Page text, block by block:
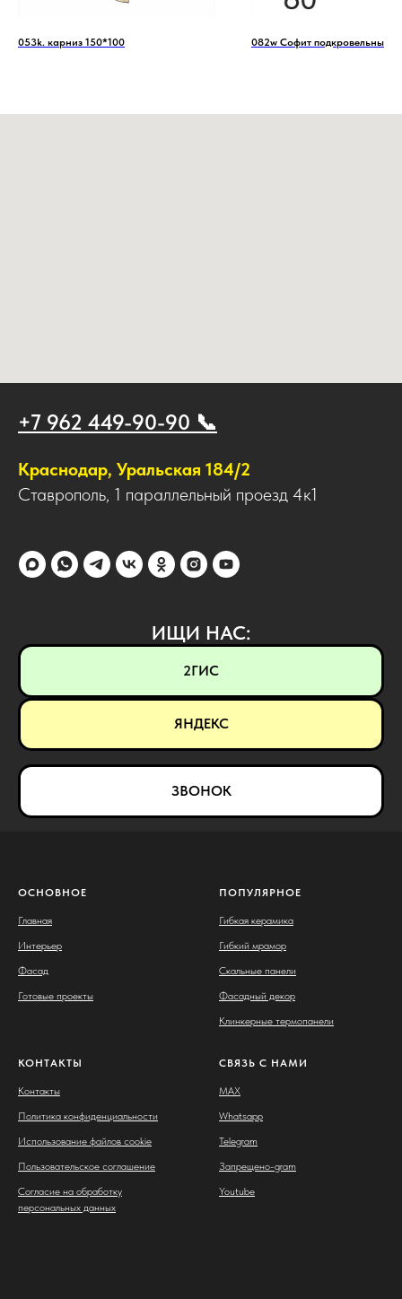
053k. карниз 150*100 082w Софит подкровельный
+7 962 449-90-90 📞
Краснодар, Уральская 184/2
Ставрополь, 1 параллельный проезд 4к1
ИЩИ НАС:
2ГИС
ЯНДЕКС
ЗВОНОК
ОСНОВНОЕ
Главная
Интерьер
Фасад
Готовые проекты
ПОПУЛЯРНОЕ
Гибкая керамика
Гибкий мрамор
Скальные панели
Фасадный декор
Клинкерные термопанели
КОНТАКТЫ
Контакты
Политика конфиденциальности
Использование файлов cookie
Пользовательское соглашение
Согласие на обработку
персональных данных
СВЯЗЬ С НАМИ
MAX
Whatsapp
Telegram
Запрещено-gram
Youtube